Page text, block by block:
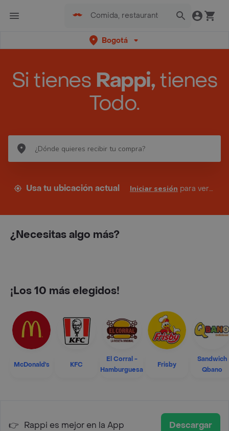
Bogotá
Si tienes Rappi,tienes
Todo.
Usa tu ubicación actual Iniciar sesión para ver tus direcciones
¿Necesitas algo más?
¡Los 10 más elegidos!
McDonald's KFC
El Corral -
Hamburguesa
Frisby
Sandwich
Qbano
👉 Rappi es mejor en la App Descargar